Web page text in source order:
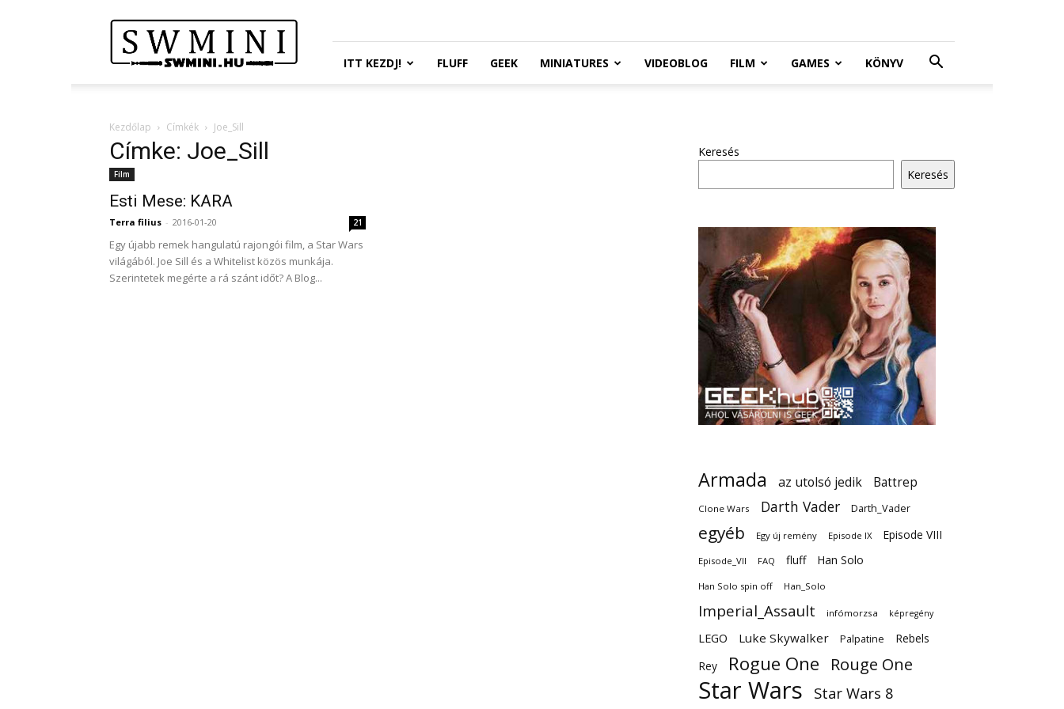
Wars
Miniatures
Portál
ITT KEZDJ! FLUFF GEEK MINIATURES VIDEOBLOG FILM GAMES KÖNYV
Kezdőlap Címkék Joe_Sill
Címke: Joe_Sill
Film
Esti Mese: KARA
Terra filius - 2016-01-20 21
Egy újabb remek hangulatú rajongói film, a Star Wars
világából. Joe Sill és a Whitelist közös munkája.
Szerintetek megérte a rá szánt időt? A Blog...
Keresés
Keresés
Armada az utolsó jedik Battrep
Clone Wars Darth Vader Darth_Vader
egyéb Egy új remény Episode IX Episode VIII
Episode_VII FAQ fluff Han Solo
Han Solo spin off Han_Solo
Imperial_Assault infómorzsa képregény
LEGO Luke Skywalker Palpatine
Rebels
Rey
Rogue One Rouge One
Star Wars Star Wars 8